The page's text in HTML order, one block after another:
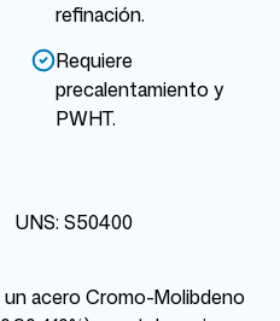
refinación.
Requiere
precalentamiento y
PWHT.
UNS: S50400
acero Cromo-Molibdeno